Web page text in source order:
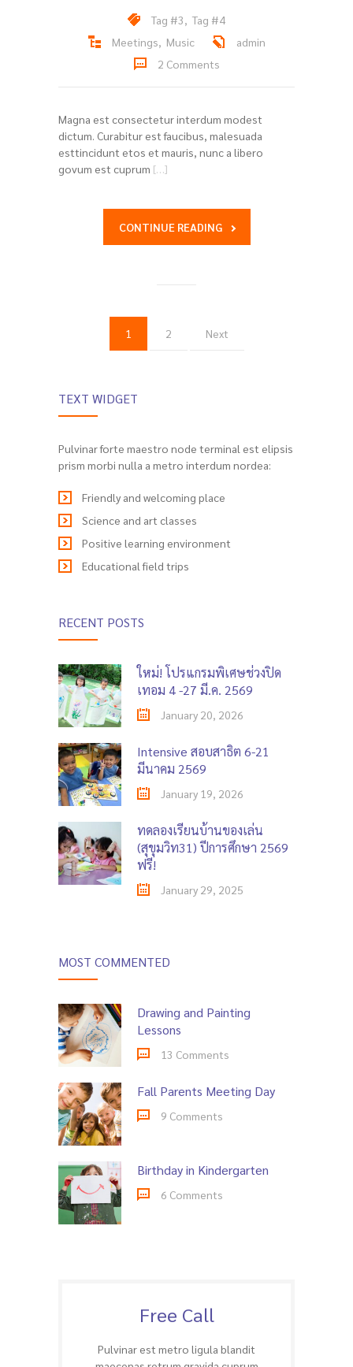
Tag #3, Tag #4
Meetings, Music
admin
2 Comments
Magna est consectetur interdum modest
dictum. Curabitur est faucibus, malesuada
esttincidunt etos et mauris, nunc a libero
govum est cuprum […]
CONTINUE READING
1 2 Next
TEXT WIDGET
Pulvinar forte maestro node terminal est elipsis
prism morbi nulla a metro interdum nordea:
Friendly and welcoming place
Science and art classes
Positive learning environment
Educational field trips
RECENT POSTS
ใหม่! โปรแกรมพิเศษช่วงปิด
เทอม 4 -27 มี.ค. 2569
January 20, 2026
Intensive สอบสาธิต 6-21
มีนาคม 2569
January 19, 2026
ทดลองเรียนบ้านของเล่น
(สุขุมวิท31) ปีการศึกษา 2569
ฟรี!
January 29, 2025
MOST COMMENTED
Drawing and Painting
Lessons
13 Comments
Fall Parents Meeting Day
9 Comments
Birthday in Kindergarten
6 Comments
Free Call
Pulvinar est metro ligula blandit